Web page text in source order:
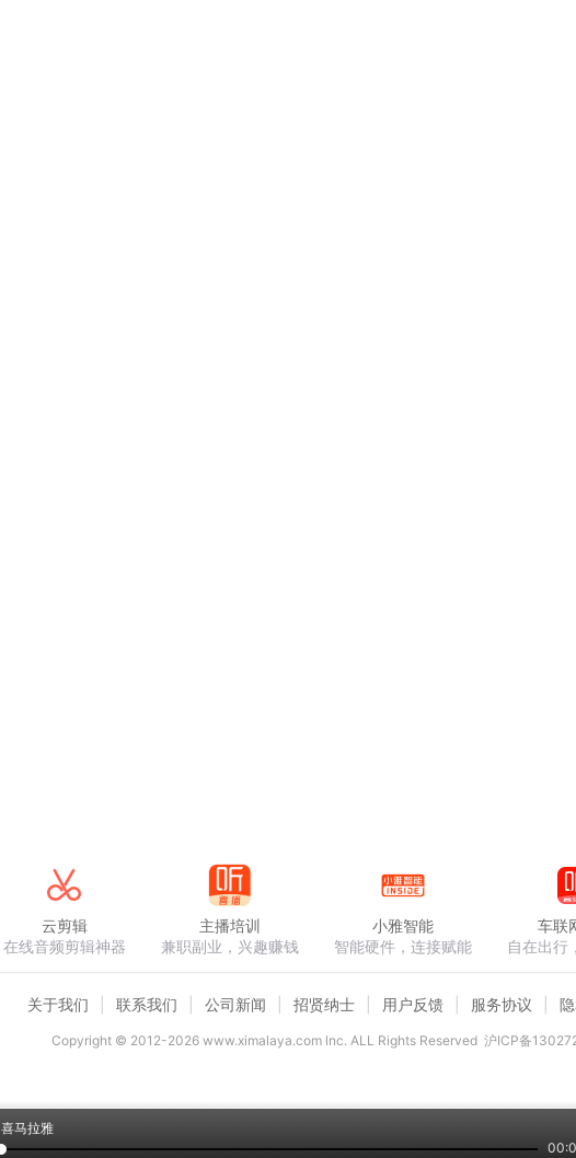
喜马拉雅
云剪辑
在线音频剪辑神器
主播培训
兼职副业，兴趣赚钱
小雅智能
智能硬件，连接赋能
车联
自在出行
关于我们 联系我们 公司新闻 招贤纳士 用户反馈 服务协议
Copyright © 2012-2026www.ximalaya.com lnc. ALL Rights Reserved 沪ICP备